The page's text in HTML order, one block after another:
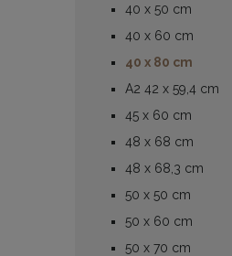
40 x 50 cm
40 x 60 cm
40 x 80 cm
A2 42 x 59,4 cm
45 x 60 cm
48 x 68 cm
48 x 68,3 cm
50 x 50 cm
50 x 60 cm
50 x 70 cm